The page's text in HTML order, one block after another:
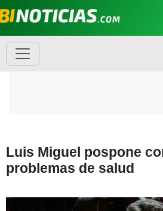
Luis Miguel pospone
problemas de salud